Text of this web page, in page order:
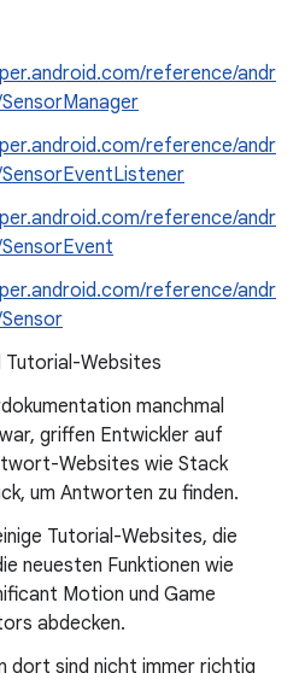
reference/andr
reference/andr
reference/andr
reference/andr
Tutorial-Websites
manchmal
griffen Entwickler auf
Websites wie Stack
um Antworten zu finden.
Tutorial-Websites, die
neuesten Funktionen wie
Motion und Game
abdecken.
dort sind nicht immer richtig